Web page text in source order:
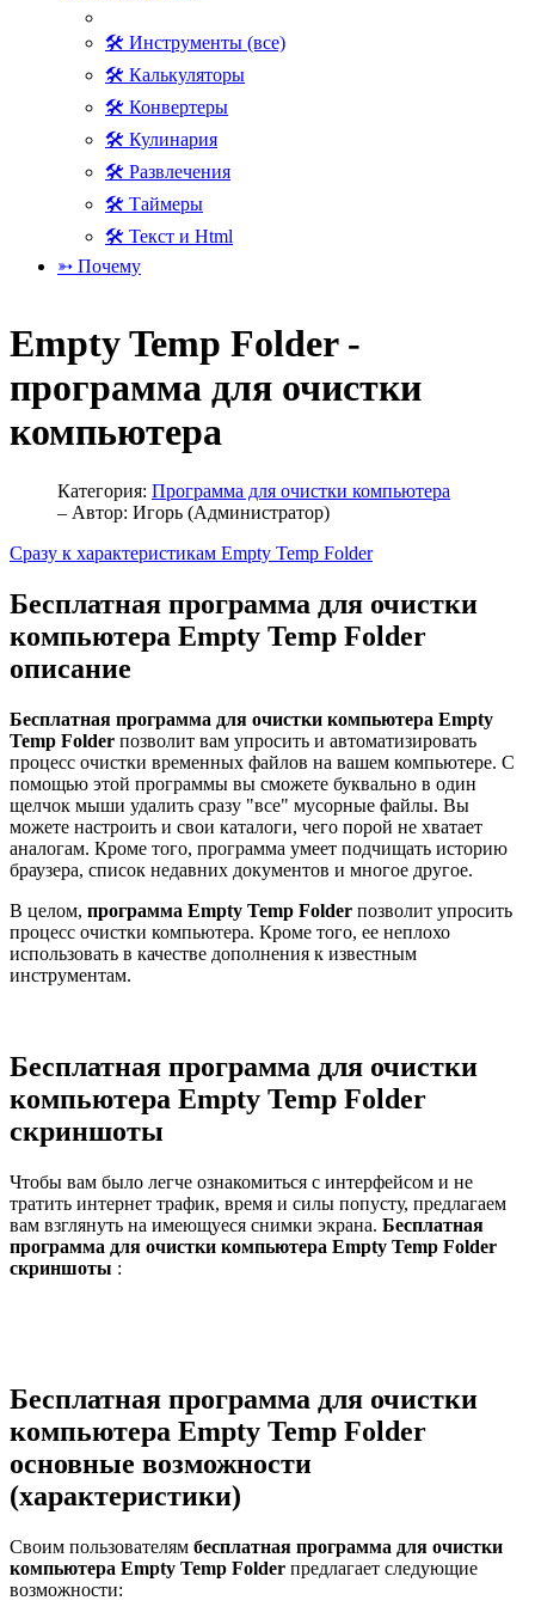
🛠 Инструменты (все)
🛠 Калькуляторы
🛠 Конвертеры
🛠 Кулинария
🛠 Развлечения
🛠 Таймеры
🛠 Текст и Html
➳ Почему
Empty Temp Folder -
программа для очистки
компьютера
Категория: Программа для очистки компьютера
– Автор: Игорь (Администратор)
Сразу к характеристикам Empty Temp Folder
Бесплатная программа для очистки
компьютера Empty Temp Folder
описание
Бесплатная программа для очистки компьютера Empty
Temp Folder позволит вам упросить и автоматизировать
процесс очистки временных файлов на вашем компьютере. С
помощью этой программы вы сможете буквально в один
щелчок мыши удалить сразу "все" мусорные файлы. Вы
можете настроить и свои каталоги, чего порой не хватает
аналогам. Кроме того, программа умеет подчищать историю
браузера, список недавних документов и многое другое.
В целом, программа Empty Temp Folder позволит упросить
процесс очистки компьютера. Кроме того, ее неплохо
использовать в качестве дополнения к известным
инструментам.
Бесплатная программа для очистки
компьютера Empty Temp Folder
скриншоты
Чтобы вам было легче ознакомиться с интерфейсом и не
тратить интернет трафик, время и силы попусту, предлагаем
вам взглянуть на имеющуеся снимки экрана. Бесплатная
программа для очистки компьютера Empty Temp Folder
скриншоты :
Бесплатная программа для очистки
компьютера Empty Temp Folder
основные возможности
(характеристики)
Своим пользователям бесплатная программа для очистки
компьютера Empty Temp Folder предлагает следующие
возможности: